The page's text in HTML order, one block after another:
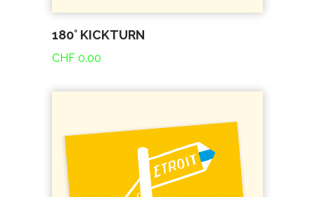
180° KICKTURN
CHF 0.00